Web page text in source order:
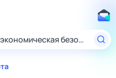
безопасность